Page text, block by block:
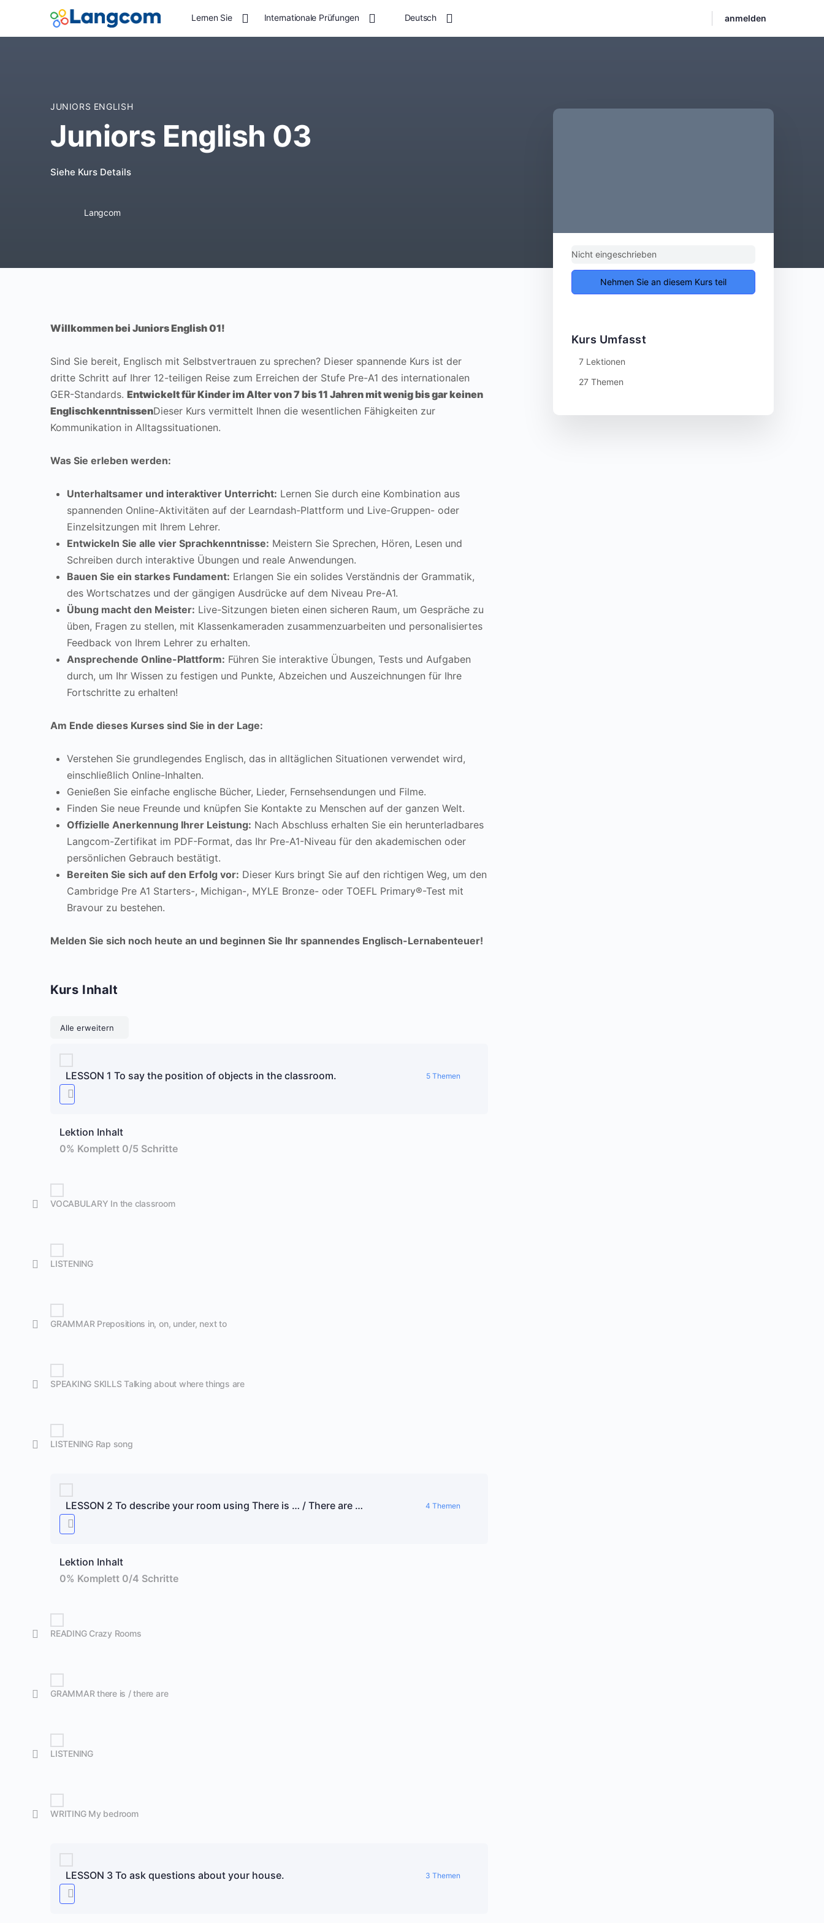
Lernen Sie Internationale Prüfungen Deutsch anmelden
JUNIORS ENGLISH
Juniors English 03
Siehe Kurs Details
Langcom
Willkommen bei Juniors English 01!
Sind Sie bereit, Englisch mit Selbstvertrauen zu sprechen? Dieser spannende Kurs ist der
dritte Schritt auf Ihrer 12-teiligen Reise zum Erreichen der Stufe Pre-A1 des internationalen
GER-Standards. Entwickelt für Kinder im Alter von 7 bis 11 Jahren mit wenig bis gar keinen
EnglischkenntnissenDieser Kurs vermittelt Ihnen die wesentlichen Fähigkeiten zur
Kommunikation in Alltagssituationen.
Was Sie erleben werden:
Unterhaltsamer und interaktiver Unterricht: Lernen Sie durch eine Kombination aus
spannenden Online-Aktivitäten auf der Learndash-Plattform und Live-Gruppen- oder
Einzelsitzungen mit Ihrem Lehrer.
Entwickeln Sie alle vier Sprachkenntnisse: Meistern Sie Sprechen, Hören, Lesen und
Schreiben durch interaktive Übungen und reale Anwendungen.
Bauen Sie ein starkes Fundament: Erlangen Sie ein solides Verständnis der Grammatik,
des Wortschatzes und der gängigen Ausdrücke auf dem Niveau Pre-A1.
Übung macht den Meister: Live-Sitzungen bieten einen sicheren Raum, um Gespräche zu
üben, Fragen zu stellen, mit Klassenkameraden zusammenzuarbeiten und personalisiertes
Feedback von Ihrem Lehrer zu erhalten.
Ansprechende Online-Plattform: Führen Sie interaktive Übungen, Tests und Aufgaben
durch, um Ihr Wissen zu festigen und Punkte, Abzeichen und Auszeichnungen für Ihre
Fortschritte zu erhalten!
Am Ende dieses Kurses sind Sie in der Lage:
Verstehen Sie grundlegendes Englisch, das in alltäglichen Situationen verwendet wird,
einschließlich Online-Inhalten.
Genießen Sie einfache englische Bücher, Lieder, Fernsehsendungen und Filme.
Finden Sie neue Freunde und knüpfen Sie Kontakte zu Menschen auf der ganzen Welt.
Offizielle Anerkennung Ihrer Leistung: Nach Abschluss erhalten Sie ein herunterladbares
Langcom-Zertifikat im PDF-Format, das Ihr Pre-A1-Niveau für den akademischen oder
persönlichen Gebrauch bestätigt.
Bereiten Sie sich auf den Erfolg vor: Dieser Kurs bringt Sie auf den richtigen Weg, um den
Cambridge Pre A1 Starters-, Michigan-, MYLE Bronze- oder TOEFL Primary®-Test mit
Bravour zu bestehen.
Melden Sie sich noch heute an und beginnen Sie Ihr spannendes Englisch-Lernabenteuer!
Kurs Inhalt
Alle erweitern
LESSON 1 To say the position of objects in the classroom. 5 Themen
Lektion Inhalt
0% Komplett 0/5 Schritte
VOCABULARY In the classroom
LISTENING
GRAMMAR Prepositions in, on, under, next to
SPEAKING SKILLS Talking about where things are
LISTENING Rap song
LESSON 2 To describe your room using There is … / There are … 4 Themen
Lektion Inhalt
0% Komplett 0/4 Schritte
READING Crazy Rooms
GRAMMAR there is / there are
LISTENING
WRITING My bedroom
LESSON 3 To ask questions about your house. 3 Themen
Nicht eingeschrieben
Nehmen Sie an diesem Kurs teil
Kurs Umfasst
7 Lektionen
27 Themen